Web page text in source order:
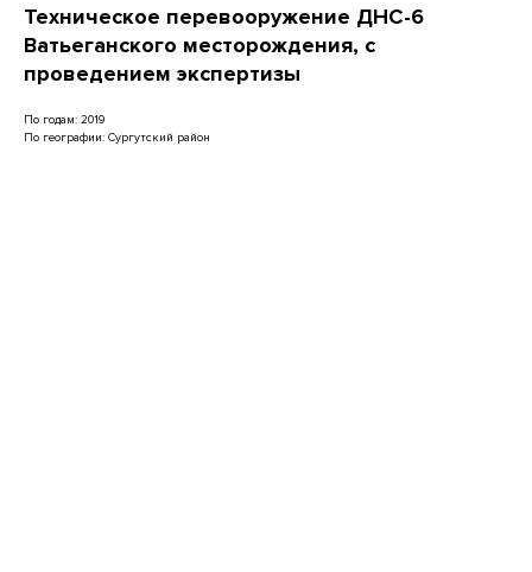
Техническое перевооружение ДНС-6
Ватьеганского месторождения, с
проведением экспертизы
По годам: 2019
По географии: Сургутский район